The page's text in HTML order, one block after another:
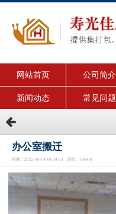
网站首页 公司简介
新闻动态 常见问题
办公室搬迁
时间：2022-04-14 10:04:03 浏览：1864次